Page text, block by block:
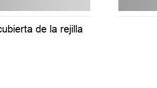
de la rejilla